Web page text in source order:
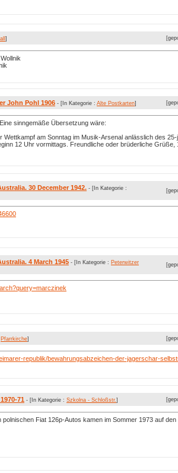
]
John Pohl 1906 - [In Kategorie : Alte Postkarten]
sinngemäße Übersetzung wäre:
Wettkampf am Sonntag im Musik-Arsenal anlässlich des
12 Uhr vormittags. Freundliche oder brüderliche Grüße,
30 December 1942. - [In Kategorie :
4 March 1945 - [In Kategorie : Peterwitzer
Pfarrkirche]
republik/bewahrungsabzeichen-der-jagerschar-
71 - [In Kategorie : Szkolna - Schloßstr.]
Fiat 126p-Autos kamen im Sommer 1973 auf den